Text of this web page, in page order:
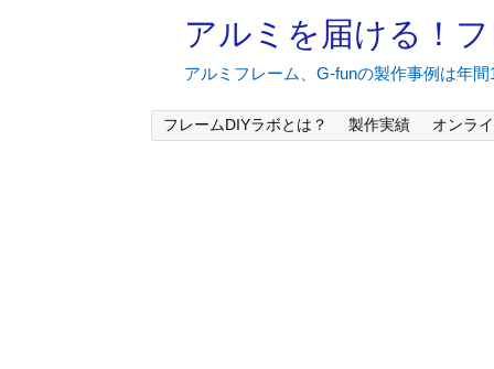
アルミを届ける！
アルミフレーム、G-funの製作事例は年
フレームDIYラボとは？ 製作実績 オンラ